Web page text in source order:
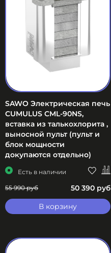
SAWO Электрическая печь
CUMULUS CML-90NS,
вставка из талькохлорита ,
выносной пульт (пульт и
блок мощности
докупаются отдельно)
Есть в наличии
55 990 руб
50 390 руб
В корзину